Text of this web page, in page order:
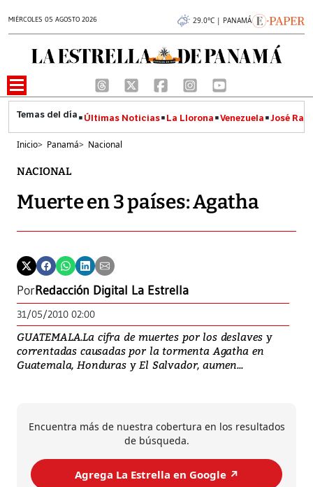
MIÉRCOLES 05 AGOSTO 2026 29.0°C | PANAMÁ
Últimas Noticias La Llorona Venezuela José
Inicio> Panamá> Nacional
NACIONAL
Muerte en 3 países: Agatha
PorRedacción Digital La Estrella
31/05/2010 02:00
GUATEMALA.La cifra de muertes por los deslaves y
correntadas causadas por la tormenta Agatha en
Guatemala, Honduras y El Salvador, aumen...
Encuentra más de nuestra cobertura en los resultados
de búsqueda.
Agrega La Estrella en Google ↗️